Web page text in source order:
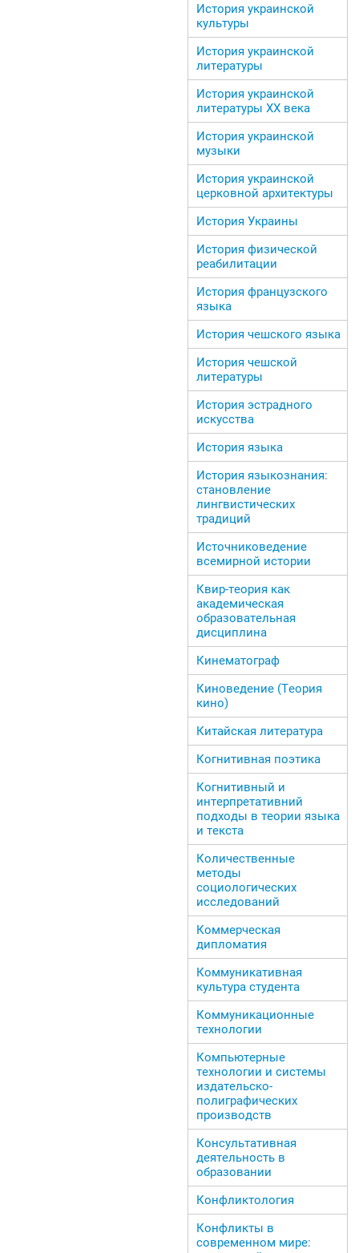
История украинской
культуры
История украинской
литературы
История украинской
литературы ХХ века
История украинской
музыки
История украинской
церковной архитектуры
История Украины
История физической
реабилитации
История французского
языка
История чешского языка
История чешской
литературы
История эстрадного
искусства
История языка
История языкознания:
становление
лингвистических
традиций
Источниковедение
всемирной истории
Квир-теория как
академическая
образовательная
дисциплина
Кинематограф
Киноведение (Теория
кино)
Китайская литература
Когнитивная поэтика
Когнитивный и
интерпретативний
подходы в теории языка
и текста
Количественные
методы
социологических
исследований
Коммерческая
дипломатия
Коммуникативная
культура студента
Коммуникационные
технологии
Компьютерные
технологии и системы
издательско-
полиграфических
производств
Консультативная
деятельность в
образовании
Конфликтология
Конфликты в
современном мире: